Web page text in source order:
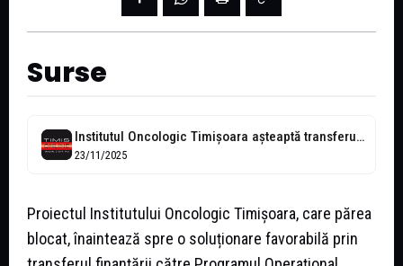
Surse
Institutul Oncologic Timișoara așteaptă transferul finanțării spre Programul Operațional Sănătate
23/11/2025
Proiectul Institutului Oncologic Timișoara, care părea
blocat, înaintează spre o soluționare favorabilă prin